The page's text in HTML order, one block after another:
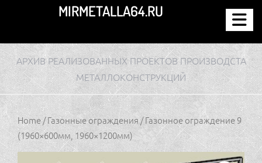
содержимому
MIRMETALLA64.RU
АРХИВ РЕАЛИЗОВАННЫХ ПРОЕКТОВ ПРОИЗВОДСТА
МЕТАЛЛОКОНСТРУКЦИЙ
Home/Газонные ограждения/ Газонное ограждение 9
(1960×600мм, 1960×1200мм)